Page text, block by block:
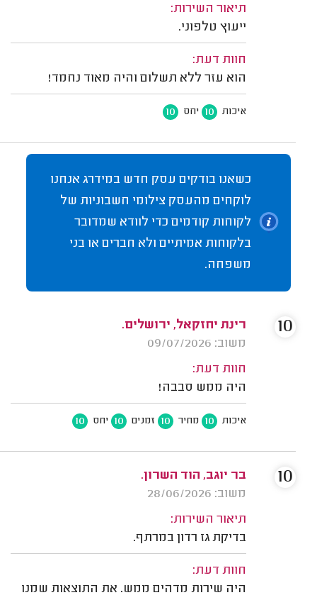
תיאור השירות:
ייעוץ טלפוני.
חוות דעת:
הוא עזר ללא תשלום והיה מאוד נחמד!
איכות 10 יחס 10
כשאנו בודקים עסק חדש במידרג אנחנו
לוקחים מהעסק צילומי חשבוניות של
לקוחות קודמים כדי לוודא שמדובר
בלקוחות אמיתיים ולא חברים או בני
משפחה.
רינת יחזקאל, ירושלים.
משוב: 09/07/2026
חוות דעת:
היה ממש סבבה!
איכות 10 מחיר 10 זמנים 10 יחס 10
10
בר יוגב, הוד השרון.
משוב: 28/06/2026
תיאור השירות:
בדיקת גז רדון במרתף.
חוות דעת:
היה שירות מדהים ממש. את התוצאות שמנו
10